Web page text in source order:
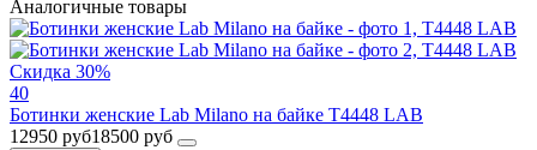
Аналогичные товары
Скидка 30%
40
Ботинки женские Lab Milano на байке T4448 LAB
12950 руб18500 руб